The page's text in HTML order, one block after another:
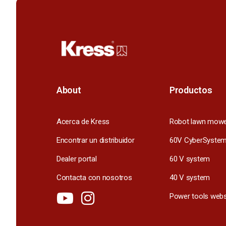
About
Acerca de Kress
Encontrar un distribuidor
Dealer portal
Contacta con nosotros
Productos
Robot lawn
60V CyberSystem
60 V system
40 V system
Power tools